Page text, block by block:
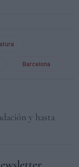
Barcelona
y hasta